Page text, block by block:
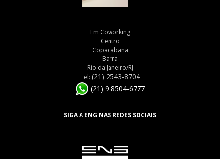
Em Coworking
Centro
Copacabana
Barra
Rio da Janeiro/RJ
Tel: (21) 2543-8704
(21) 9 8504-6777
SIGA A ENG NAS REDES SOCIAIS